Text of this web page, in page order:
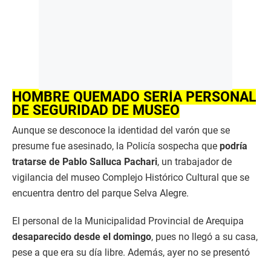
HOMBRE QUEMADO SERÍA PERSONAL
DE SEGURIDAD DE MUSEO
Aunque se desconoce la identidad del varón que se
presume fue asesinado, la Policía sospecha que podría
tratarse de Pablo Salluca Pachari, un trabajador de
vigilancia del museo Complejo Histórico Cultural que se
encuentra dentro del parque Selva Alegre.
El personal de la Municipalidad Provincial de Arequipa
desaparecido desde el domingo, pues no llegó a su casa,
pese a que era su día libre. Además, ayer no se presentó